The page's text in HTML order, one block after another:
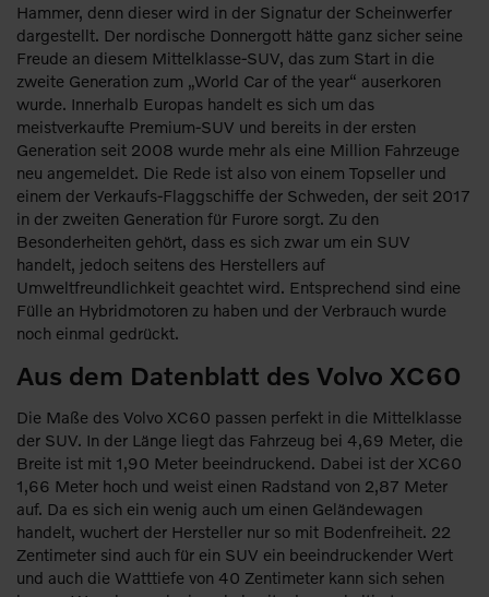
Hammer, denn dieser wird in der Signatur der Scheinwerfer
dargestellt. Der nordische Donnergott hätte ganz sicher seine
Freude an diesem Mittelklasse-SUV, das zum Start in die
zweite Generation zum „World Car of the year“ auserkoren
wurde. Innerhalb Europas handelt es sich um das
meistverkaufte Premium-SUV und bereits in der ersten
Generation seit 2008 wurde mehr als eine Million Fahrzeuge
neu angemeldet. Die Rede ist also von einem Topseller und
einem der Verkaufs-Flaggschiffe der Schweden, der seit 2017
in der zweiten Generation für Furore sorgt. Zu den
Besonderheiten gehört, dass es sich zwar um ein SUV
handelt, jedoch seitens des Herstellers auf
Umweltfreundlichkeit geachtet wird. Entsprechend sind eine
Fülle an Hybridmotoren zu haben und der Verbrauch wurde
noch einmal gedrückt.
Aus dem Datenblatt des Volvo XC60
Die Maße des Volvo XC60 passen perfekt in die Mittelklasse
der SUV. In der Länge liegt das Fahrzeug bei 4,69 Meter, die
Breite ist mit 1,90 Meter beeindruckend. Dabei ist der XC60
1,66 Meter hoch und weist einen Radstand von 2,87 Meter
auf. Da es sich ein wenig auch um einen Geländewagen
handelt, wuchert der Hersteller nur so mit Bodenfreiheit. 22
Zentimeter sind auch für ein SUV ein beeindruckender Wert
und auch die Watttiefe von 40 Zentimeter kann sich sehen